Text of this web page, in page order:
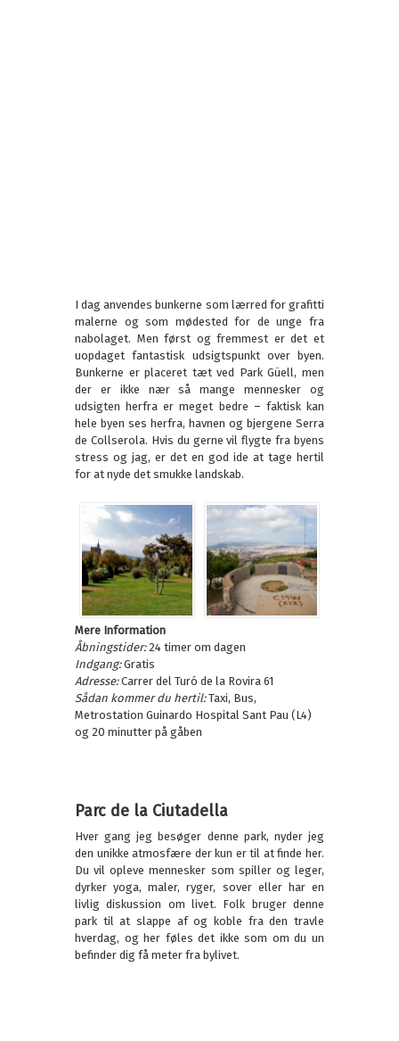
I dag anvendes bunkerne som lærred for grafitti
malerne og som mødested for de unge fra
nabolaget. Men først og fremmest er det et
uopdaget fantastisk udsigtspunkt over byen.
Bunkerne er placeret tæt ved Park Güell, men
der er ikke nær så mange mennesker og
udsigten herfra er meget bedre – faktisk kan
hele byen ses herfra, havnen og bjergene Serra
de Collserola. Hvis du gerne vil flygte fra byens
stress og jag, er det en god ide at tage hertil
for at nyde det smukke landskab.
Mere Information
Åbningstider:24 timer om dagen
Indgang:Gratis
Adresse:Carrer del Turó de la Rovira 61
Sådan kommer du hertil:Taxi, Bus,
Metrostation Guinardo Hospital Sant Pau (L4)
og 20 minutter på gåben
Parc de la Ciutadella
Hver gang jeg besøger denne park, nyder jeg
den unikke atmosfære der kun er til at finde her.
Du vil opleve mennesker som spiller og leger,
dyrker yoga, maler, ryger, sover eller har en
livlig diskussion om livet. Folk bruger denne
park til at slappe af og koble fra den travle
hverdag, og her føles det ikke som om du un
befinder dig få meter fra bylivet.